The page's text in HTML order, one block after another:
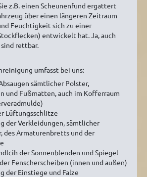
z.B. einen Scheunenfund ergattert
über einen längeren Zeitraum
Feuchtigkeit sich zu einer
entwickelt hat. Ja, auch
rettbar.
umfasst bei uns:
sämtlicher Polster,
und Fußmatten, auch im Kofferraum
Lüftungsschlitze
der Verkleidungen, sämtlicher
des Armaturenbretts und der
der Sonnenblenden und Spiegel
Fenscherscheiben (innen und außen)
der Einstiege und Falze